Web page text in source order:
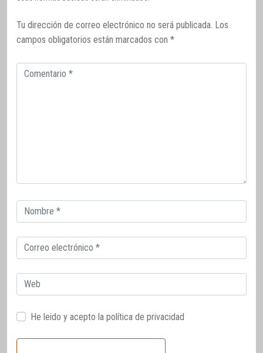
Tu dirección de correo electrónico no será publicada. Los
campos obligatorios están marcados con *
Comentario
Correo
electrónico
Correo
electrónico
Web
He leido y acepto la política de privacidad